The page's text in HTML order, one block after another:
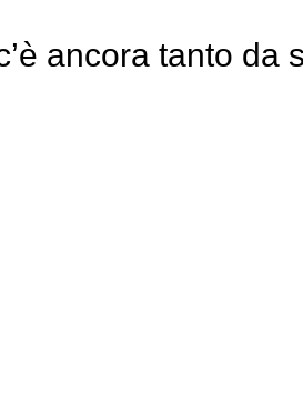
ancora tanto da